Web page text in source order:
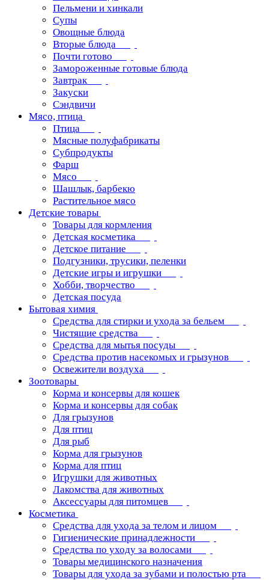
Пельмени и хинкали
Супы
Овощные блюда
Вторые блюда
Почти готово
Замороженные готовые блюда
Завтрак
Закуски
Сэндвичи
Мясо, птица
Птица
Мясные полуфабрикаты
Субпродукты
Фарш
Мясо
Шашлык, барбекю
Растительное мясо
Детские товары
Товары для кормления
Детская косметика
Детское питание
Подгузники, трусики, пеленки
Детские игры и игрушки
Хобби, творчество
Детская посуда
Бытовая химия
Средства для стирки и ухода за бельем
Чистящие средства
Средства для мытья посуды
Средства против насекомых и грызунов
Освежители воздуха
Зоотовары
Корма и консервы для кошек
Корма и консервы для собак
Для грызунов
Для птиц
Для рыб
Корма для грызунов
Корма для птиц
Игрушки для животных
Лакомства для животных
Аксессуары для питомцев
Косметика
Средства для ухода за телом и лицом
Гигиенические принадлежности
Средства по уходу за волосами
Товары медицинского назначения
Товары для ухода за зубами и полостью рта